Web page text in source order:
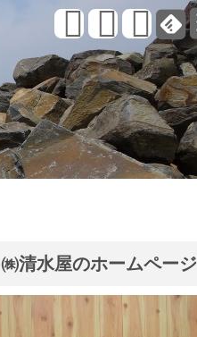
㈱清水屋のホームページ